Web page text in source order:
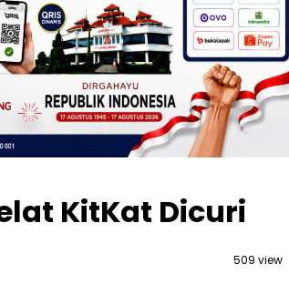
KitKat Dicuri
509 view